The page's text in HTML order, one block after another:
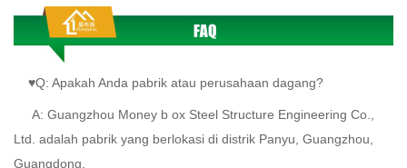
♥Q: Apakah Anda pabrik atau perusahaan dagang?
A: Guangzhou Money b ox Steel Structure Engineering Co.,
Ltd. adalah pabrik yang berlokasi di distrik Panyu, Guangzhou,
Guangdong.